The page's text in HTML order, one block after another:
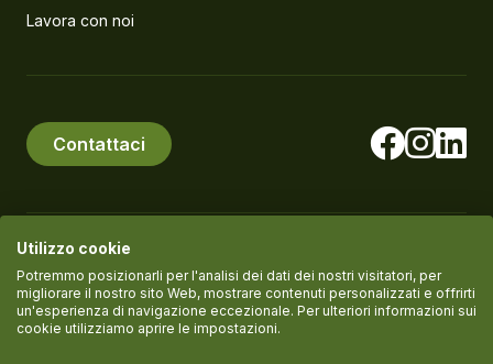
Lavora con noi
Contattaci
© PlanEat S.r.l. Società Benefit P.IVA IT11061420961
Termini del servizio
Utilizzo cookie
Potremmo posizionarli per l'analisi dei dati dei nostri visitatori, per
migliorare il nostro sito Web, mostrare contenuti personalizzati e offrirti
un'esperienza di navigazione eccezionale. Per ulteriori informazioni sui
cookie utilizziamo aprire le impostazioni.